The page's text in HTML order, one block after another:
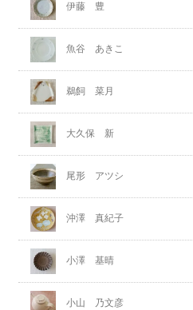
伊藤 豊
魚谷 あきこ
鵜飼 菜月
大久保 新
尾形 アツシ
沖澤 真紀子
小澤 基晴
小山 乃文彦